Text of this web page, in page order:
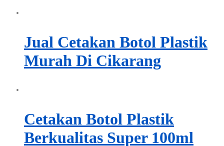
Jual Cetakan Botol Plastik
Murah Di Cikarang
Cetakan Botol Plastik
Berkualitas Super 100ml